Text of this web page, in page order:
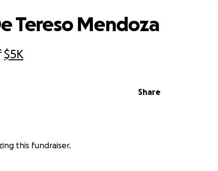
$5K
Share
Tereso Mendoza
this fundraiser.